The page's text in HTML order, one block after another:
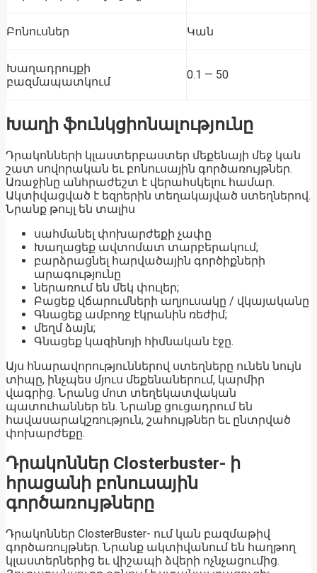
Բոնուսներ Կան
Խաղադրույքի
բազմապատկում
0.1 — 50
Խաղի ֆունկցիոնալությունը
Դրակոնների կլաստերբաստեր մեքենայի մեջ կան
շատ սովորական եւ բոնուսային գործառույթներ.
Առաջինը անհրաժեշտ է վերահսկելու համար.
Ակտիվացված է եզրերին տեղակայված ստեղներով.
Նրանք թույլ են տալիս
սահմանել փոխարժեքի չափը
Խաղացեք ավտոմատ տարբերակում;
բարձրացնել հարվածային գործիքների
արագությունը
ներառում են մեկ փուլեր;
Բացեք վճարումների աղյուսակը / վկայականը
Գնացեք ամբողջ էկրանին ռեժիմ;
մեղմ ձայն;
Գնացեք կազինոյի հիմնական էջը.
Այս հնարավորություններով ստեղները ունեն նույն
տիպը, ինչպես մյուս մեքենաներում, կարմիր
վագրից. Նրանց մոտ տեղեկատվական
պատուհաններ են. Նրանք ցուցադրում են
հավասարակշռություն, շահույթներ եւ ընտրված
փոխարժեքը.
Դրակոններ Closterbuster- ի
հրացանի բոնուսային
գործառույթները
Դրակոններ ClosterBuster- ում կան բազմաթիվ
գործառույթներ. Նրանք ակտիվանում են հաղթող
կլաստերներից եւ վիշապի ձվերի ոչնչացումից.